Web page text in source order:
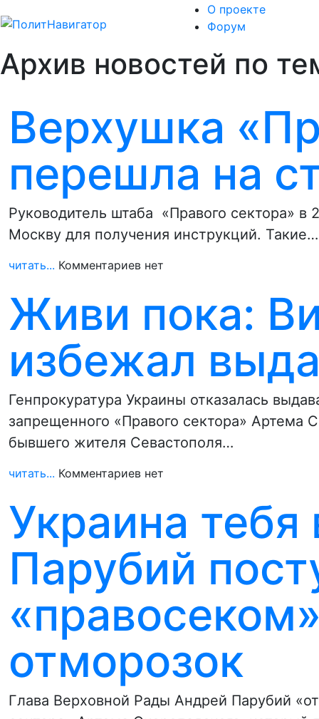
О проекте
Форум
Архив новостей по
Верхушка
перешла на
Руководитель штаба «Правого сектора» в
Москву для получения инструкций. Такие…
читать... Комментариев нет
Живи пока:
избежал
Генпрокуратура Украины отказалась
запрещенного «Правого сектора» Артема
бывшего жителя Севастополя…
читать... Комментариев нет
Украина тебя
Парубий
отморозок
Глава Верховной Рады Андрей Парубий